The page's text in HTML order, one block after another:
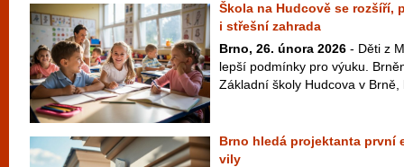
Škola na Hudcově se rozšíří,
i střešní zahrada
Brno, 26. února 2026 - Děti z
lepší podmínky pro výuku.
Základní školy Hudcova v Brně,
Brno hledá projektanta první
vily